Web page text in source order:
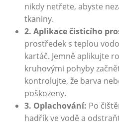
nikdy netřete, abyste
tkaniny.
2. Aplikace čisticího
prostředek s teplou
kartáč. Jemně aplikujte
kruhovými pohyby
kontrolujte, že barva
poškozeny.
3. Oplachování: Po
hadřík ve vodě a